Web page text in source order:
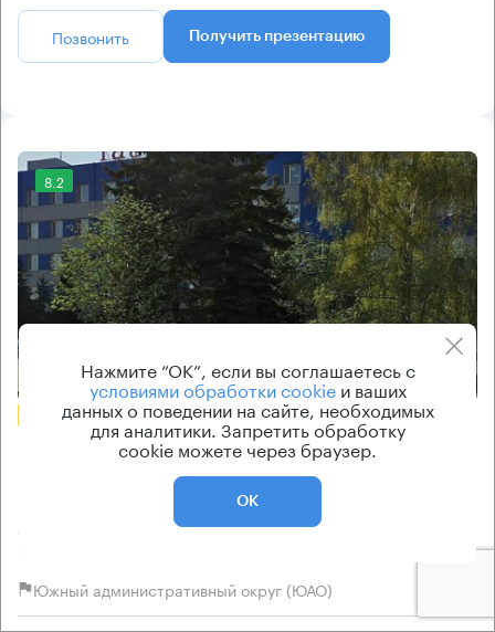
Позвонить Получить презентацию
8.2
Еще фото
БЕЗ КОМИССИИ
Бизнес-центр
Никопольская 4
Москва, Никопольская улица, 4
Южный административный округ (ЮАО)
Нажмите “ОК”, если вы соглашаетесь с
условиями обработки cookieи ваших
данных о поведении на сайте, необходимых
для аналитики. Запретить обработку
cookie можете через браузер.
ОК